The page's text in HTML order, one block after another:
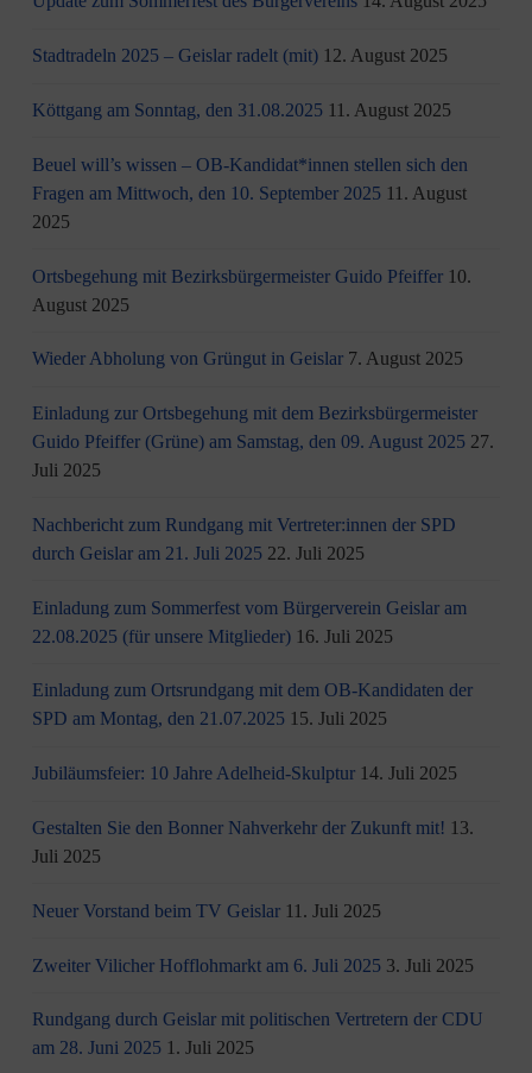
Stadtradeln 2025 – Geislar radelt (mit) 12. August 2025
Köttgang am Sonntag, den 31.08.2025 11. August 2025
Beuel will’s wissen – OB-Kandidat*innen stellen sich den
Fragen am Mittwoch, den 10. September 2025 11. August
2025
Ortsbegehung mit Bezirksbürgermeister Guido Pfeiffer 10.
August 2025
Wieder Abholung von Grüngut in Geislar 7. August 2025
Einladung zur Ortsbegehung mit dem Bezirksbürgermeister
Guido Pfeiffer (Grüne) am Samstag, den 09. August 2025 27.
Juli 2025
Nachbericht zum Rundgang mit Vertreter:innen der SPD
durch Geislar am 21. Juli 2025 22. Juli 2025
Einladung zum Sommerfest vom Bürgerverein Geislar am
22.08.2025 (für unsere Mitglieder) 16. Juli 2025
Einladung zum Ortsrundgang mit dem OB-Kandidaten der
SPD am Montag, den 21.07.2025 15. Juli 2025
Jubiläumsfeier: 10 Jahre Adelheid-Skulptur 14. Juli 2025
Gestalten Sie den Bonner Nahverkehr der Zukunft mit! 13.
Juli 2025
Neuer Vorstand beim TV Geislar 11. Juli 2025
Zweiter Vilicher Hofflohmarkt am 6. Juli 2025 3. Juli 2025
Rundgang durch Geislar mit politischen Vertretern der CDU
am 28. Juni 2025 1. Juli 2025